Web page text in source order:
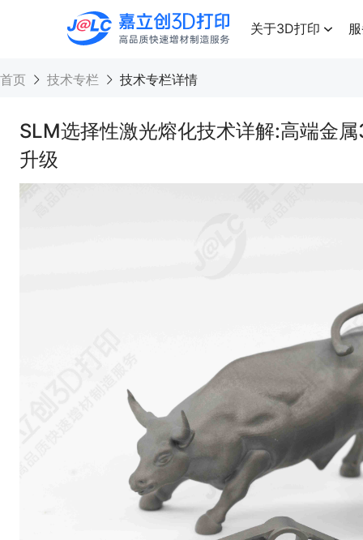
高品质快速增材制造服务
关于3D打印
首页 技术专栏 技术专栏详情
SLM选择性激光熔化技术详解:高端金
升级